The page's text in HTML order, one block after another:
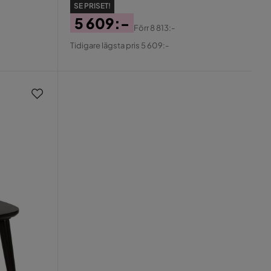
SE PRISET!
Pris
5 609:-
Original
Förr8 813:-
Tidigare lägsta pris 5 609:-